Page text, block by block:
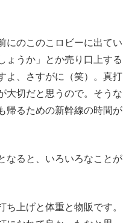
のこのこロビーに出てい
ょうか」とか売り口上する
よ、さすがに（笑）。真打
大切だと思うので。そうな
帰るための新幹線の時間が
ると、いろいろなことが
上げと体重と物販です。